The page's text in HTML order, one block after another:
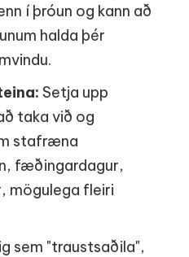
í þróun og kann að
halda þér
Setja upp
taka við og
stafræna
fæðingardagur,
mögulega fleiri
sem "traustsaðila",